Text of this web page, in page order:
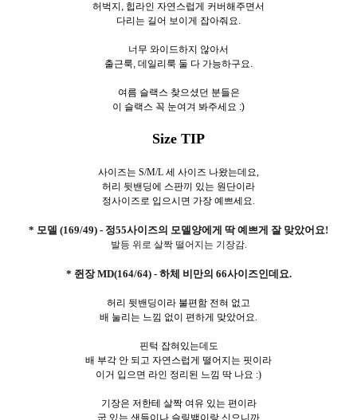
허벅지, 힙라인 자연스럽게 커버해주면서
다리는 길어 보이게 잡아줘요.
너무 와이드하지 않아서
출근룩, 데일리룩 둘 다 가능하구요.
여름 슬랙스 찾으셨던 분들은
이 슬랙스 꼭 눈여겨 봐주세요 :)
Size TIP
사이즈는 S/M/L 세 사이즈 나왔는데요,
허리 뒷밴딩에 스판끼 있는 원단이라
정사이즈로 입으시면 가장 예쁘세요.
* 모델 (169/49) - 정55사이즈의 모델양에게 딱 예쁘게 잘 맞았어요!
발등 위로 살짝 떨어지는 기장감.
* 쥔장 MD(164/64) - 하체 비만의 66사이즈인데요.
허리 뒷밴딩이라 불편함 전혀 없고
배 눌리는 느낌 없이 편하게 맞았어요.
핀턱 잡혀있는데도
배 부각 안 되고 자연스럽게 떨어지는 핏이라
이거 입으면 라인 정리된 느낌 딱 나요 :)
기장은 저한테 살짝 여유 있는 편이라